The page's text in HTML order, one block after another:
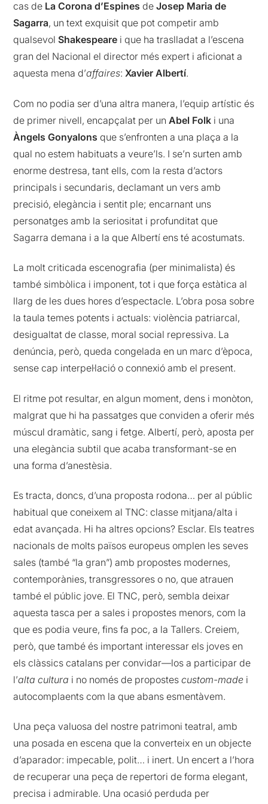
cas de La Corona d’Espines deJosep Maria de
Sagarra, un text exquisit que pot competir amb
qualsevolShakespeare i que ha traslladat a l’escena
gran del Nacional el director més expert i aficionat a
aquesta mena d’affaires:Xavier Albertí.
Com no podia ser d’una altra manera, l’equip artístic és
de primer nivell, encapçalat per unAbel Folk i una
Àngels Gonyalons que s’enfronten a una plaça a la
qual no estem habituats a veure’ls. I se’n surten amb
enorme destresa, tant ells, com la resta d’actors
principals i secundaris, declamant un vers amb
precisió, elegància i sentit ple; encarnant uns
personatges amb la seriositat i profunditat que
Sagarra demana i a la que Albertí ens té acostumats.
La molt criticada escenografia (per minimalista) és
també simbòlica i imponent, tot i que força estàtica al
llarg de les dues hores d’espectacle. L’obra posa sobre
la taula temes potents i actuals: violència patriarcal,
desigualtat de classe, moral social repressiva. La
denúncia, però, queda congelada en un marc d’època,
sense cap interpel·lació o connexió amb el present.
El ritme pot resultar, en algun moment, dens i monòton,
malgrat que hi ha passatges que conviden a oferir més
múscul dramàtic, sang i fetge. Albertí, però, aposta per
una elegància subtil que acaba transformant-se en
una forma d’anestèsia.
Es tracta, doncs, d’una proposta rodona… per al públic
habitual que coneixem al TNC: classe mitjana/alta i
edat avançada. Hi ha altres opcions? Esclar. Els teatres
nacionals de molts països europeus omplen les seves
sales (també “la gran”) amb propostes modernes,
contemporànies, transgressores o no, que atrauen
també el públic jove. El TNC, però, sembla deixar
aquesta tasca per a sales i propostes menors, com la
que es podia veure, fins fa poc, a la Tallers. Creiem,
però, que també és important interessar els joves en
els clàssics catalans per convidar—los a participar de
l’alta cultura i no només de propostescustom-made i
autocomplaents com la que abans esmentàvem.
Una peça valuosa del nostre patrimoni teatral, amb
una posada en escena que la converteix en un objecte
d’aparador: impecable, polit… i inert. Un encert a l’hora
de recuperar una peça de repertori de forma elegant,
precisa i admirable. Una ocasió perduda per